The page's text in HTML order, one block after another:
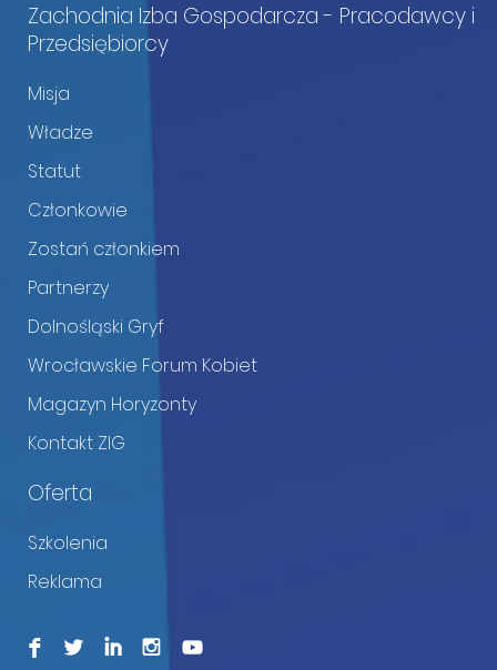
Zachodnia Izba Gospodarcza - Pracodawcy i
Przedsiębiorcy
Misja
Władze
Statut
Członkowie
Zostań członkiem
Partnerzy
Dolnośląski Gryf
Wrocławskie Forum Kobiet
Magazyn Horyzonty
Kontakt ZIG
Oferta
Szkolenia
Reklama
F L I I